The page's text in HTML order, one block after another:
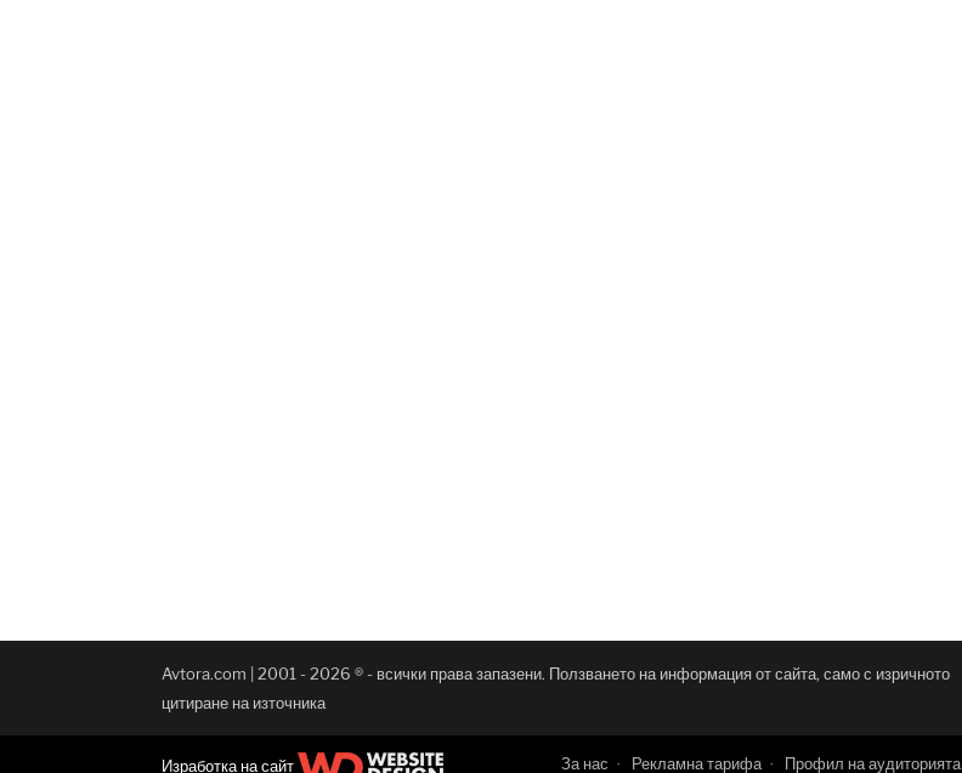
Avtora.com | 2001 - 2026 ® - всички права запазени. Ползването на информация от сайта, само с изричното
цитиране на източника
Изработка на сайт За нас Рекламна тарифа Профил на аудиторията